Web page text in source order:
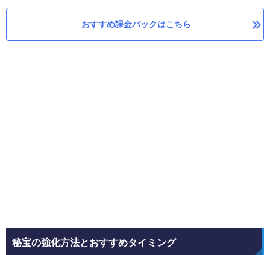
おすすめ課金パックはこちら
秘宝の強化方法とおすすめタイミング